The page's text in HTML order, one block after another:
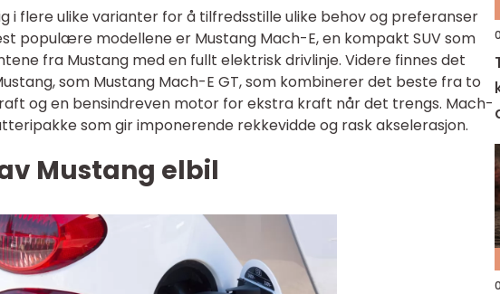
i flere ulike varianter for å tilfredsstille ulike behov og preferanser
populære modellene er Mustang Mach-E, en kompakt SUV som
fra Mustang med en fullt elektrisk drivlinje. Videre finnes det
som Mustang Mach-E GT, som kombinerer det beste fra to
og en bensindreven motor for ekstra kraft når det trengs. Mach-
som gir imponerende rekkevidde og rask akselerasjon.
Mustang elbil